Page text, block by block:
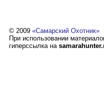
© 2009 «Самарский Охотник»
При использовании
гиперссылка на